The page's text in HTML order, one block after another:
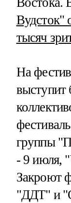
Вудсток"
тысяч
На
выступит
группы
- 9 июля,
Закроют
"ДДТ" и